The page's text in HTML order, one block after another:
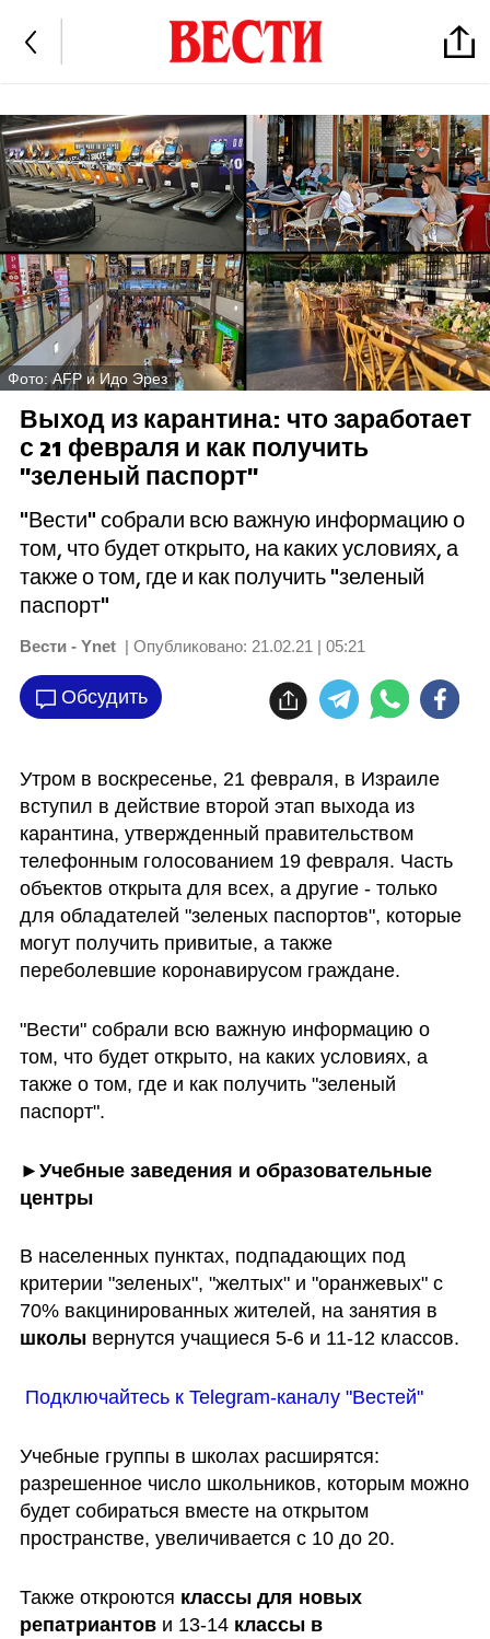
Фото: AFP и Идо Эрез
Выход из карантина: что заработает
с 21 февраля и как получить
"зеленый паспорт"
"Вести" собрали всю важную информацию о
том, что будет открыто, на каких условиях, а
также о том, где и как получить "зеленый
паспорт"
Вести - Ynet | Опубликовано: 21.02.21 | 05:21
Обсудить
Утром в воскресенье, 21 февраля, в Израиле
вступил в действие второй этап выхода из
карантина, утвержденный правительством
телефонным голосованием 19 февраля. Часть
объектов открыта для всех, а другие - только
для обладателей "зеленых паспортов", которые
могут получить привитые, а также
переболевшие коронавирусом граждане.
"Вести" собрали всю важную информацию о
том, что будет открыто, на каких условиях, а
также о том, где и как получить "зеленый
паспорт".
►Учебные заведения и образовательные
центры
В населенных пунктах, подпадающих под
критерии "зеленых", "желтых" и "оранжевых" с
школы вернутся учащиеся 5-6 и 11-12 классов.
Подключайтесь к Telegram-каналу "Вестей"
Учебные группы в школах расширятся:
разрешенное число школьников, которым можно
будет собираться вместе на открытом
пространстве, увеличивается с 10 до 20.
Также откроются классы для новых
репатриантов и 13-14 классы в